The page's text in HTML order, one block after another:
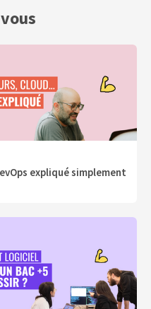
expliqué simplement